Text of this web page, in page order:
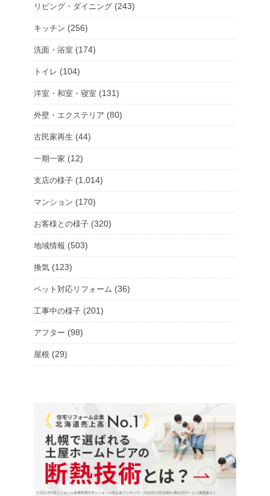
リビング・ダイニング (243)
キッチン (256)
洗面・浴室 (174)
トイレ (104)
洋室・和室・寝室 (131)
外壁・エクステリア (80)
古民家再生 (44)
一期一家 (12)
支店の様子 (1,014)
マンション (170)
お客様との様子 (320)
地域情報 (503)
換気 (123)
ペット対応リフォーム (36)
工事中の様子 (201)
アフター (98)
屋根 (29)